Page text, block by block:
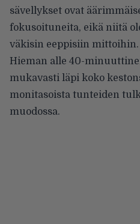
sävellykset ovat
fokusoituneita, eikä niitä
väkisin eeppisiin mittoihin.
Hieman alle 40-
mukavasti läpi koko
monitasoista tunteiden
muodossa.